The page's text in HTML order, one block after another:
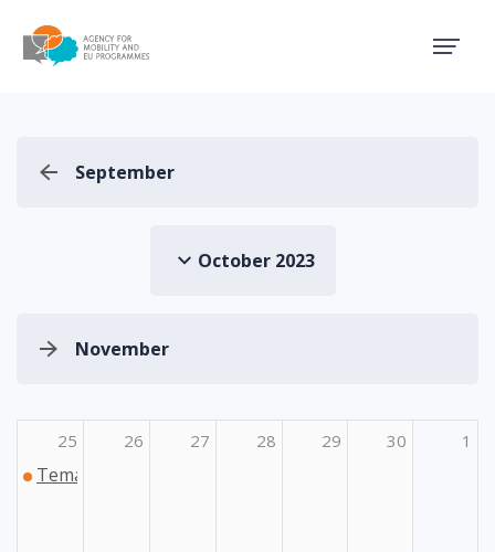
September
October 2023
November
25
Tematski sastanak korisnika programa Erasmus+ i
26 27 28 29 30 1